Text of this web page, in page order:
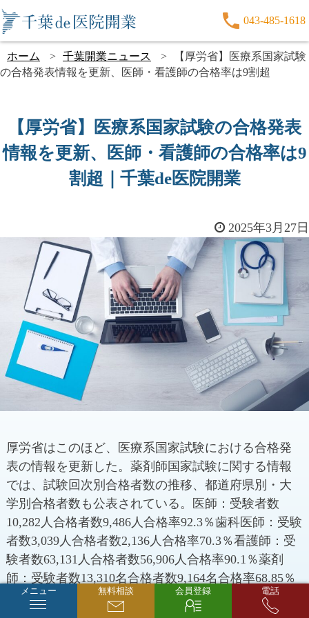
043-485-1618
ホーム 千葉開業ニュース
【厚労省】医療系国家試験
の合格発表情報を更新、医師・看護師の合格率は9割超
【厚労省】医療系国家試験の合格発表
情報を更新、医師・看護師の合格率は9
割超｜千葉de医院開業
2025年3月27日
厚労省はこのほど、医療系国家試験における合格発
表の情報を更新した。薬剤師国家試験に関する情報
では、試験回次別合格者数の推移、都道府県別・大
学別合格者数も公表されている。医師：受験者数
10,282人合格者数9,486人合格率92.3％歯科医師：受験
者数3,039人合格者数2,136人合格率70.3％看護師：受
験者数63,131人合格者数56,906人合格率90.1％薬剤
師：受験者数13,310名合格者数9,164名合格率68.85％
メニュー 無料相談 会員登録 電話